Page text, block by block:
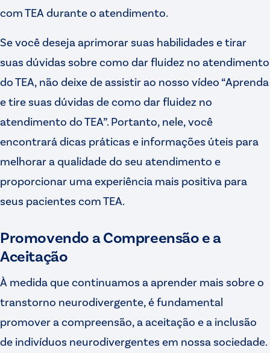
com TEA durante o atendimento.
Se você deseja aprimorar suas habilidades e tirar
suas dúvidas sobre como dar fluidez no atendimento
do TEA, não deixe de assistir ao nosso vídeo “Aprenda
e tire suas dúvidas de como dar fluidez no
atendimento do TEA”. Portanto, nele, você
encontrará dicas práticas e informações úteis para
melhorar a qualidade do seu atendimento e
proporcionar uma experiência mais positiva para
seus pacientes com TEA.
Promovendo a Compreensão e a
Aceitação
À medida que continuamos a aprender mais sobre o
transtorno neurodivergente, é fundamental
promover a compreensão, a aceitação e a inclusão
de indivíduos neurodivergentes em nossa sociedade.